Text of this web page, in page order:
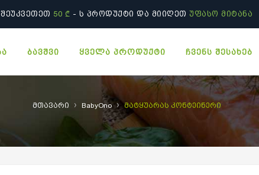
ᲨᲔᲣᲙᲕᲔᲗᲔᲗ 50 ₾ - Ს ᲞᲠᲝᲓᲣᲥᲢᲘ ᲓᲐ ᲛᲘᲘᲦᲔᲗ ᲣᲤᲐᲡᲝ ᲛᲘᲢᲐᲜᲐ
ᲑᲐᲕᲨᲕᲘ ᲧᲕᲔᲚᲐ ᲞᲠᲝᲓᲣᲥᲢᲘ ᲩᲕᲔᲜᲡ ᲨᲔᲡᲐᲮᲔᲑ
მთავარი › BabyOno › მატყუარას კონტეინერი